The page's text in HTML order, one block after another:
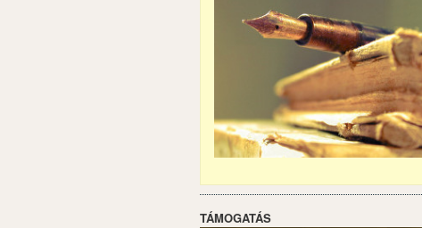
TÁMOGATÁS